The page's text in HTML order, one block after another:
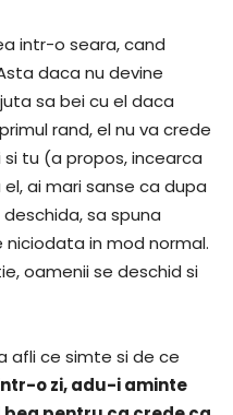
intr-o seara, cand
daca nu devine
sa bei cu el daca
rand, el nu va crede
tu (a propos, incearca
ai mari sanse ca dupa
sa spuna
niciodata in mod normal.
oamenii se deschid si
afli ce simte si de ce
o zi, adu-i aminte